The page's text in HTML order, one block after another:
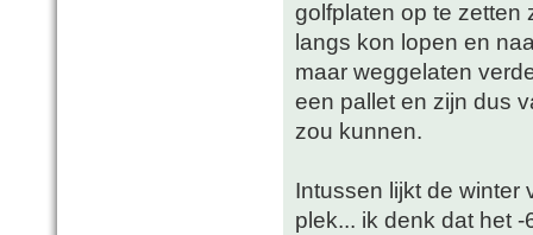
golfplaten op te zetten
langs kon lopen en
maar weggelaten
een pallet en zijn dus
zou kunnen.
Intussen lijkt de winter
plek... ik denk dat het